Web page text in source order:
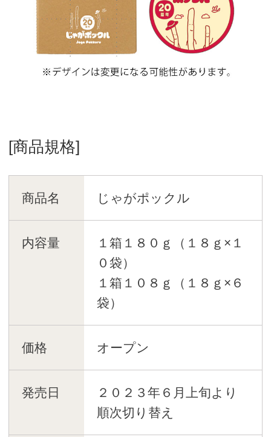
[商品規格]
商品名 じゃがポックル
内容量
１箱１８０ｇ（１８ｇ×１
０袋）
１箱１０８ｇ（１８ｇ×６
袋）
価格 オープン
発売日
２０２３年６月上旬より
順次切り替え